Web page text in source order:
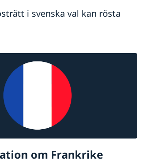
i svenska val kan rösta
om Frankrike